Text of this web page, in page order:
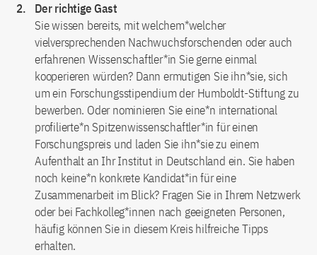
Der richtige Gast
Sie wissen bereits, mit welchem*welcher
vielversprechenden Nachwuchsforschenden oder auch
erfahrenen Wissenschaftler*in Sie gerne einmal
kooperieren würden? Dann ermutigen Sie ihn*sie, sich
um ein Forschungsstipendium der Humboldt-Stiftung zu
bewerben. Oder nominieren Sie eine*n international
profilierte*n Spitzenwissenschaftler*in für einen
Forschungspreis und laden Sie ihn*sie zu einem
Aufenthalt an Ihr Institut in Deutschland ein. Sie haben
noch keine*n konkrete Kandidat*in für eine
Zusammenarbeit im Blick? Fragen Sie in Ihrem Netzwerk
oder bei Fachkolleg*innen nach geeigneten Personen,
häufig können Sie in diesem Kreis hilfreiche Tipps
erhalten.